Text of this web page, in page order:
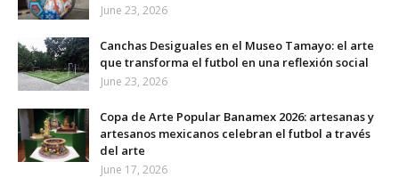
June 23, 2026
Canchas Desiguales en el Museo Tamayo: el arte
que transforma el futbol en una reflexión social
June 23, 2026
Copa de Arte Popular Banamex 2026: artesanas y
artesanos mexicanos celebran el futbol a través
del arte
June 17, 2026